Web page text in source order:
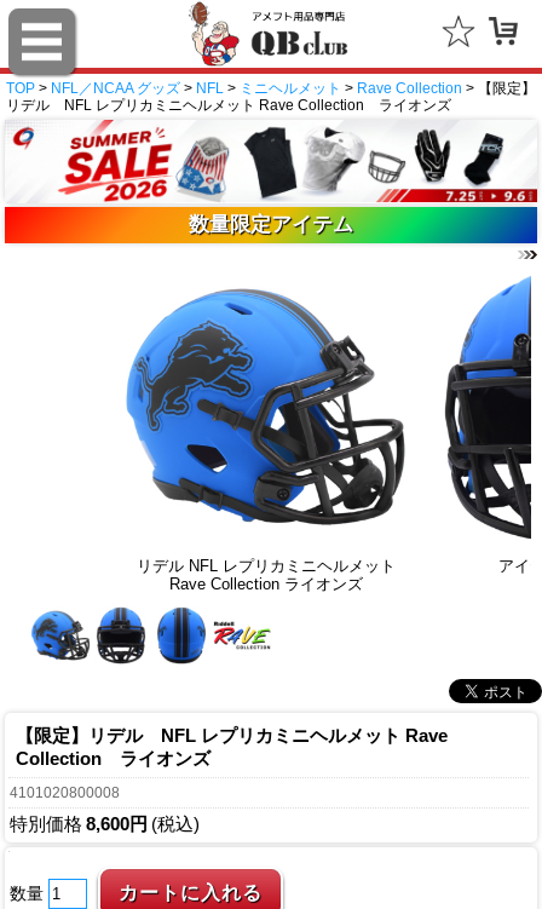
TOP > NFL／NCAA グッズ > NFL > ミニヘルメット > Rave Collection > 【限定】
リデル NFL レプリカミニヘルメット Rave Collection ライオンズ
数量限定アイテム
リデル NFL レプリカミニヘルメット
Rave Collection ライオンズ
アイ
【限定】リデル NFL レプリカミニヘルメット Rave
Collection ライオンズ
4101020800008
特別価格 8,600円 (税込)
数量